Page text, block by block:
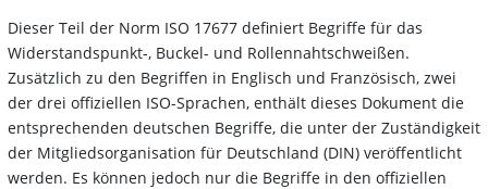
Dieser Teil der Norm ISO 17677 definiert Begriffe für das
Widerstandspunkt-, Buckel- und Rollennahtschweißen.
Zusätzlich zu den Begriffen in Englisch und Französisch, zwei
der drei offiziellen ISO-Sprachen, enthält dieses Dokument die
entsprechenden deutschen Begriffe, die unter der Zuständigkeit
der Mitgliedsorganisation für Deutschland (DIN) veröffentlicht
werden. Es können jedoch nur die Begriffe in den offiziellen